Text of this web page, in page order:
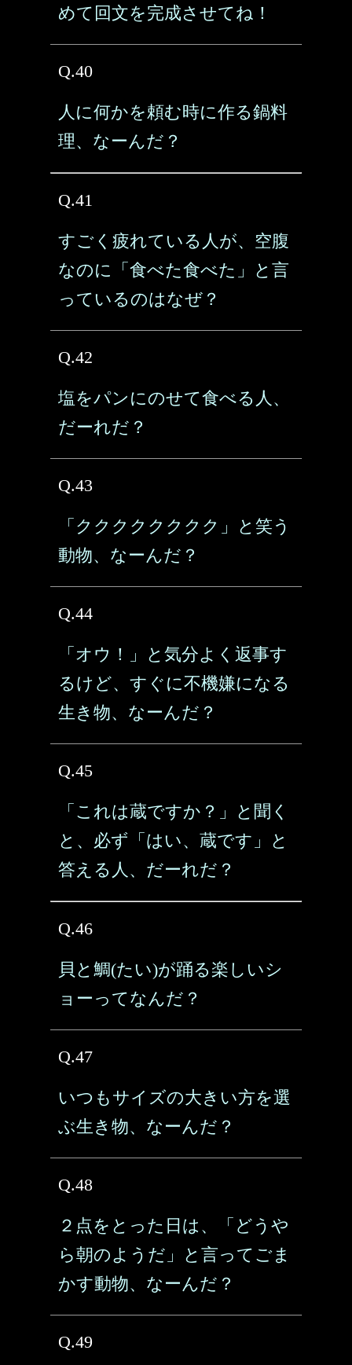
めて回文を完成させてね！
Q.40
人に何かを頼む時に作る鍋料
理、なーんだ？
Q.41
すごく疲れている人が、空腹
なのに「食べた食べた」と言
っているのはなぜ？
Q.42
塩をパンにのせて食べる人、
だーれだ？
Q.43
「クククククククク」と笑う
動物、なーんだ？
Q.44
「オウ！」と気分よく返事す
るけど、すぐに不機嫌になる
生き物、なーんだ？
Q.45
「これは蔵ですか？」と聞く
と、必ず「はい、蔵です」と
答える人、だーれだ？
Q.46
貝と鯛(たい)が踊る楽しいシ
ョーってなんだ？
Q.47
いつもサイズの大きい方を選
ぶ生き物、なーんだ？
Q.48
２点をとった日は、「どうや
ら朝のようだ」と言ってごま
かす動物、なーんだ？
Q.49